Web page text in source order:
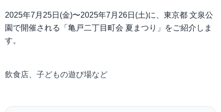
2025年7月25日(金)〜2025年7月26日(土)に、東京都 文泉公
園で開催される「亀戸二丁目町会 夏まつり」をご紹介しま
す。
飲食店、子どもの遊び場など